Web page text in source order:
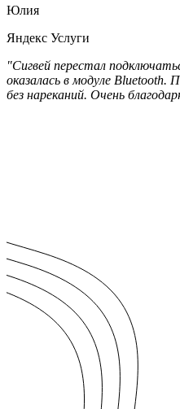
Юлия
Яндекс Услуги
"Сигвей перестал
оказалась в модуле Bluetooth.
без нареканий. Очень